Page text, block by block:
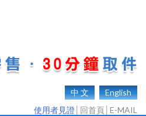
中 文
English
使用者見證 回首頁 E-MAIL